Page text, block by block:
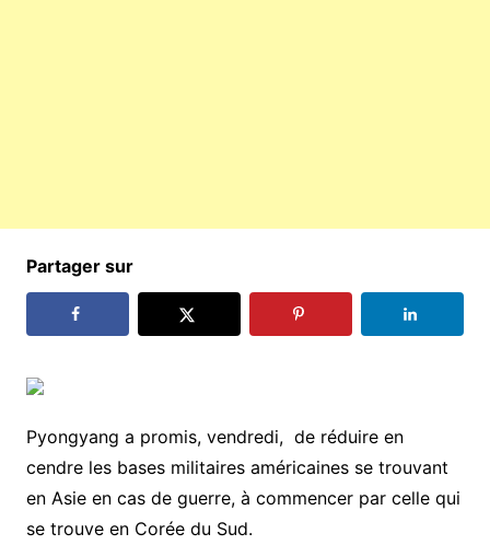
Partager sur
Pyongyang a promis, vendredi, de réduire en
cendre les bases militaires américaines se trouvant
en Asie en cas de guerre, à commencer par celle qui
se trouve en Corée du Sud.